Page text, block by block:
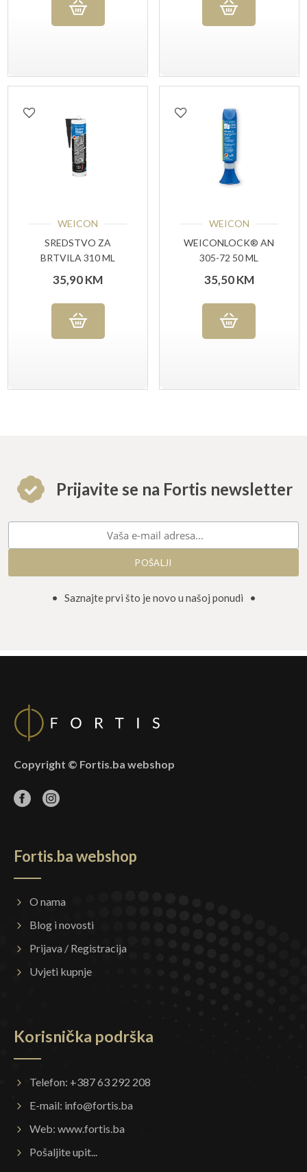
WEICON
SREDSTVO ZA
BRTVILA 310 ML
35,90KM
WEICON
WEICONLOCK® AN
305-72 50 ML
35,50KM
Prijavite se na Fortis newsletter
• Saznajte prvi što je novo u našoj ponudi •
Copyright © Fortis.ba webshop
Fortis.ba webshop
O nama
Blog i novosti
Prijava / Registracija
Uvjeti kupnje
Korisnička podrška
Telefon: +387 63 292 208
E-mail: info@fortis.ba
Web: www.fortis.ba
Pošaljite upit...